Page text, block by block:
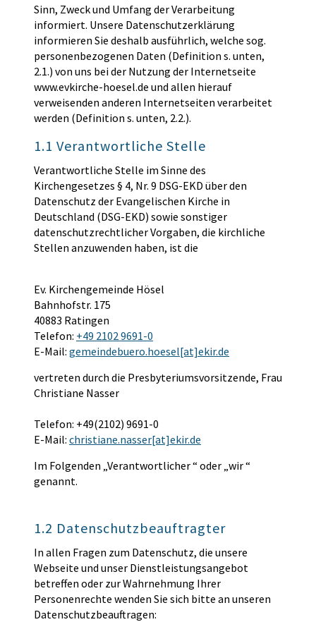
Sinn, Zweck und Umfang der Verarbeitung
informiert. Unsere Datenschutzerklärung
informieren Sie deshalb ausführlich, welche sog.
personenbezogenen Daten (Definition s. unten,
2.1.) von uns bei der Nutzung der Internetseite
www.evkirche-hoesel.de und allen hierauf
verweisenden anderen Internetseiten verarbeitet
werden (Definition s. unten, 2.2.).
1.1 Verantwortliche Stelle
Verantwortliche Stelle im Sinne des
Kirchengesetzes § 4, Nr. 9 DSG-EKD über den
Datenschutz der Evangelischen Kirche in
Deutschland (DSG-EKD) sowie sonstiger
datenschutzrechtlicher Vorgaben, die kirchliche
Stellen anzuwenden haben, ist die
Ev. Kirchengemeinde Hösel
Bahnhofstr. 175
40883 Ratingen
Telefon: +49 2102 9691-0
E-Mail: gemeindebuero.hoesel[at]ekir.de
vertreten durch die Presbyteriumsvorsitzende, Frau
Christiane Nasser
Telefon: +49(2102) 9691-0
E-Mail: christiane.nasser[at]ekir.de
Im Folgenden „Verantwortlicher “ oder „wir “
genannt.
1.2 Datenschutzbeauftragter
In allen Fragen zum Datenschutz, die unsere
Webseite und unser Dienstleistungsangebot
betreffen oder zur Wahrnehmung Ihrer
Personenrechte wenden Sie sich bitte an unseren
Datenschutzbeauftragen: